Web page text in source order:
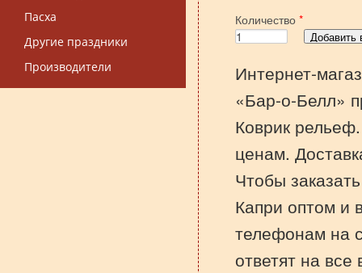
Пасха
Другие праздники
Производители
Количество *
Интернет-
«Бар-о-Белл»
Коврик
ценам.
Чтобы
Капри оптом и
телефонам на
ответят на все